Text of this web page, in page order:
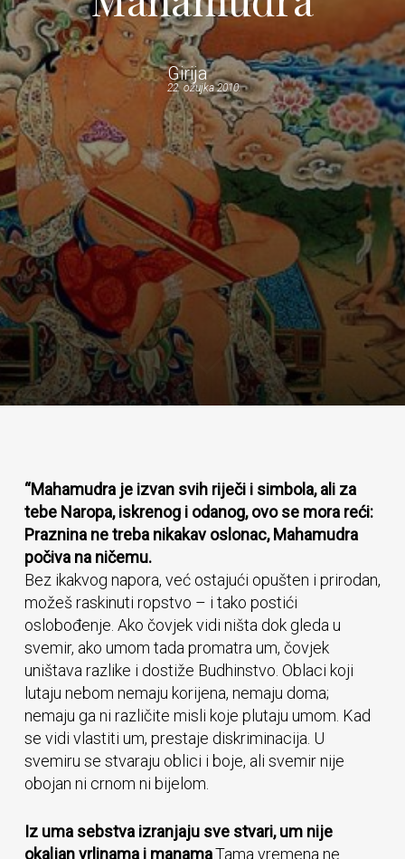
Girija
22. ožujka 2010.
“Mahamudra je izvan svih riječi i simbola, ali za
tebe Naropa, iskrenog i odanog, ovo se mora reći:
Praznina ne treba nikakav oslonac, Mahamudra
počiva na ničemu.
Bez ikakvog napora, već ostajući opušten i prirodan,
možeš raskinuti ropstvo – i tako postići
oslobođenje. Ako čovjek vidi ništa dok gleda u
svemir, ako umom tada promatra um, čovjek
uništava razlike i dostiže Budhinstvo. Oblaci koji
lutaju nebom nemaju korijena, nemaju doma;
nemaju ga ni različite misli koje plutaju umom. Kad
se vidi vlastiti um, prestaje diskriminacija. U
svemiru se stvaraju oblici i boje, ali svemir nije
obojan ni crnom ni bijelom.
Iz uma sebstva izranjaju sve stvari, um nije
okaljan vrlinama i manama.Tama vremena ne